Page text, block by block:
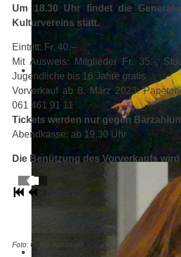
Um 18.30 Uhr findet die
Kulturvereins statt.
Eintritt: Fr. 40.–
Mit Ausweis: Mitglieder Fr. 35.-,
Jugendliche bis 16 Jahre gratis
Vorverkauf ab 8. März 2023:
061 461 91 11
Tickets werden nur gegen
Abendkasse: ab 19.30 Uhr
Die Benützung des Vorverkaufs
Foto: G. Hochstrasser